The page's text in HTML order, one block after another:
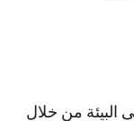
من خلال